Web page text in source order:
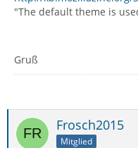
"The default theme is
Gruß
Frosch2015
Mitglied